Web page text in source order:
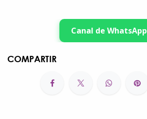
Canal de WhatsApp
COMPARTIR